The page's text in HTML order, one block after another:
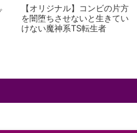
【オリジナル】コンビの片方
を闇堕ちさせないと生きてい
けない魔神系TS転生者